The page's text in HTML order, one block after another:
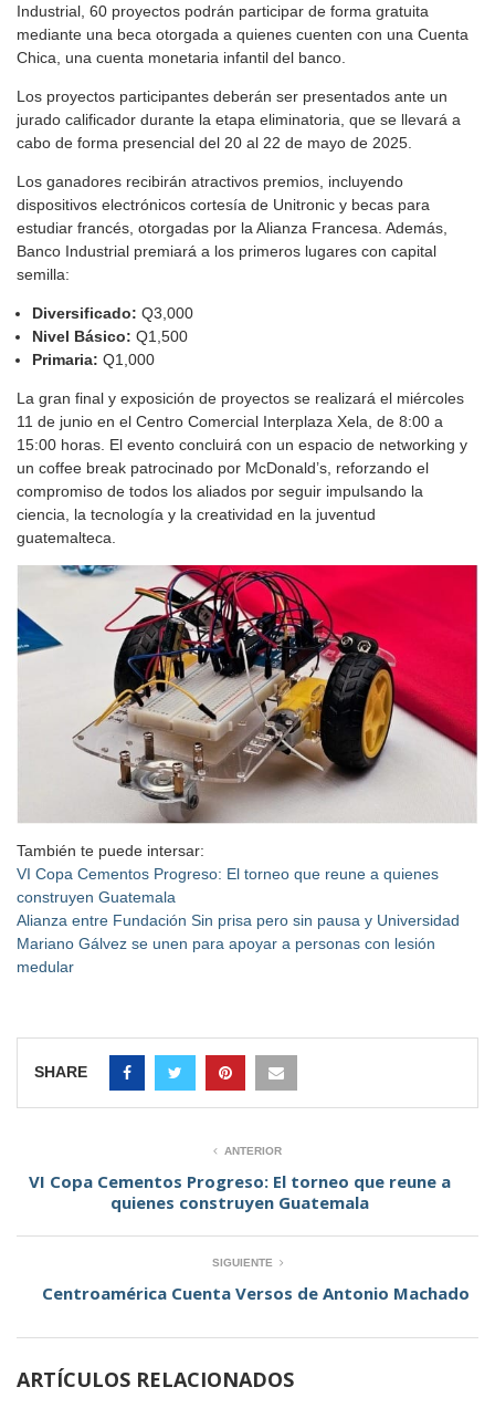
Industrial, 60 proyectos podrán participar de forma gratuita
mediante una beca otorgada a quienes cuenten con una Cuenta
Chica, una cuenta monetaria infantil del banco.
Los proyectos participantes deberán ser presentados ante un
jurado calificador durante la etapa eliminatoria, que se llevará a
cabo de forma presencial del 20 al 22 de mayo de 2025.
Los ganadores recibirán atractivos premios, incluyendo
dispositivos electrónicos cortesía de Unitronic y becas para
estudiar francés, otorgadas por la Alianza Francesa. Además,
Banco Industrial premiará a los primeros lugares con capital
semilla:
Diversificado: Q3,000
Nivel Básico: Q1,500
Primaria: Q1,000
La gran final y exposición de proyectos se realizará el miércoles
11 de junio en el Centro Comercial Interplaza Xela, de 8:00 a
15:00 horas. El evento concluirá con un espacio de networking y
un coffee break patrocinado por McDonald’s, reforzando el
compromiso de todos los aliados por seguir impulsando la
ciencia, la tecnología y la creatividad en la juventud
guatemalteca.
También te puede intersar:
VI Copa Cementos Progreso: El torneo que reune a quienes
construyen Guatemala
Alianza entre Fundación Sin prisa pero sin pausa y Universidad
Mariano Gálvez se unen para apoyar a personas con lesión
medular
SHARE
ANTERIOR
VI Copa Cementos Progreso: El torneo que reune a
quienes construyen Guatemala
SIGUIENTE
Centroamérica Cuenta Versos de Antonio Machado
ARTÍCULOS RELACIONADOS